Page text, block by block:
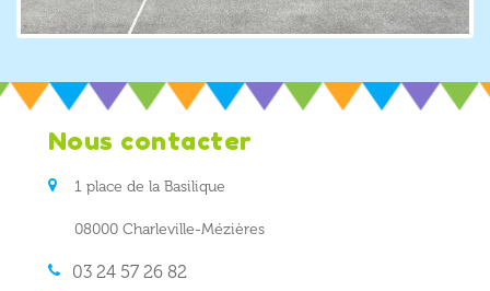
Nous contacter
1 place de la Basilique
08000 Charleville-Mézières
03 24 57 26 82